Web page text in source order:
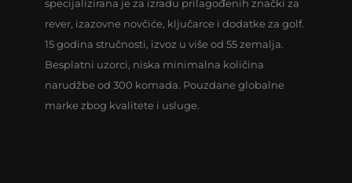
specijalizirana je za izradu prilagođenih znački za
rever, izazovne novčiće, ključarce i dodatke za golf.
15 godina stručnosti, izvoz u više od 55 zemalja.
Besplatni uzorci, niska minimalna količina
narudžbe od 300 komada. Pouzdane globalne
marke zbog kvalitete i usluge.